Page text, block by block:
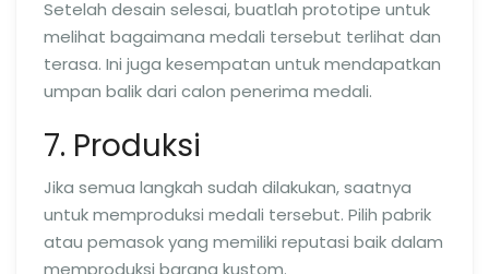
Setelah desain selesai, buatlah prototipe untuk
melihat bagaimana medali tersebut terlihat dan
terasa. Ini juga kesempatan untuk mendapatkan
umpan balik dari calon penerima medali.
7. Produksi
Jika semua langkah sudah dilakukan, saatnya
untuk memproduksi medali tersebut. Pilih pabrik
atau pemasok yang memiliki reputasi baik dalam
memproduksi barang kustom.